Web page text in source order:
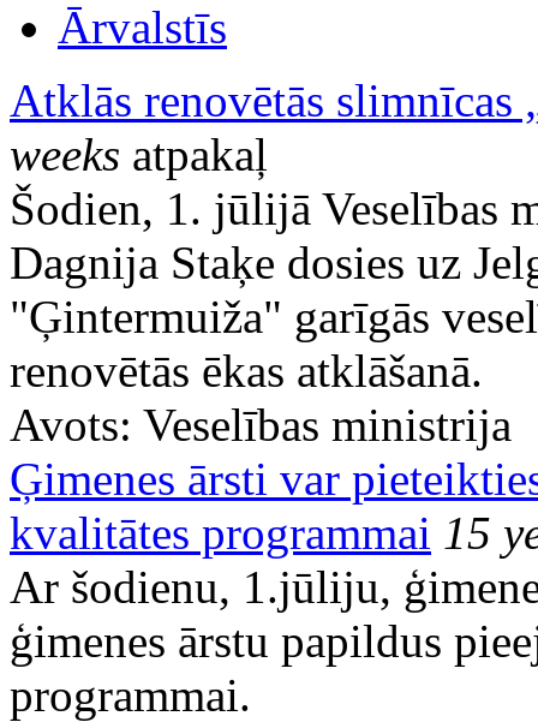
Ārvalstīs
Atklās renovētās slimnīcas
weeks atpakaļ
Šodien, 1. jūlijā Veselības
Dagnija Staķe dosies uz
"Ģintermuiža" garīgās
renovētās ēkas atklāšanā.
Avots: Veselības ministrija
Ģimenes ārsti var
kvalitātes programmai 15
Ar šodienu, 1.jūliju,
ģimenes ārstu papildus
programmai.